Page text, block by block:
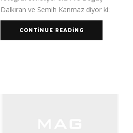
Dalkıran ve Semih Kanmaz diyor ki:
CONTINUE READING